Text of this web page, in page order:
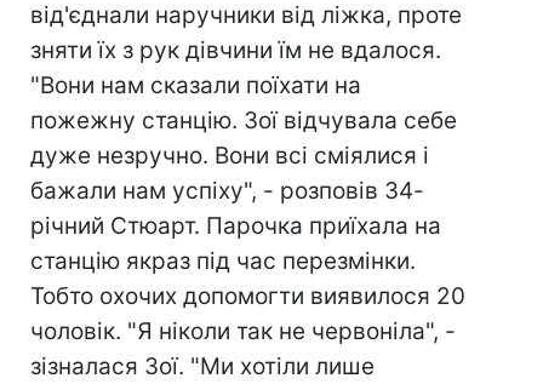
від'єднали наручники від ліжка, проте
зняти їх з рук дівчини їм не вдалося.
"Вони нам сказали поїхати на
пожежну станцію. Зої відчувала себе
дуже незручно. Вони всі сміялися і
бажали нам успіху", - розповів 34-
річний Стюарт. Парочка приїхала на
станцію якраз під час перезмінки.
Тобто охочих допомогти виявилося 20
чоловік. "Я ніколи так не червоніла", -
зізналася Зої. "Ми хотіли лише